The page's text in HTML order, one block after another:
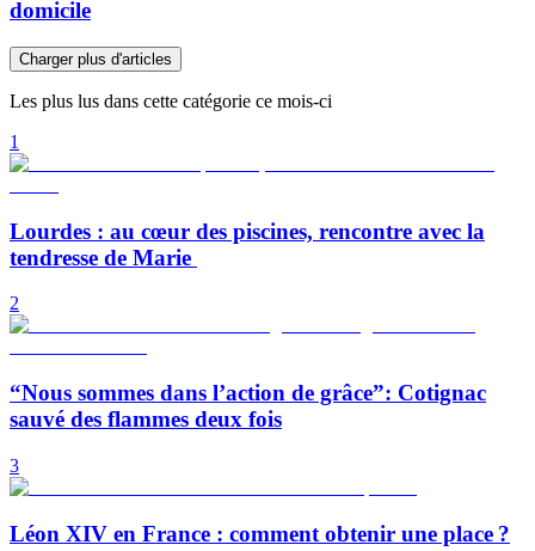
domicile
Charger plus d'articles
Les plus lus dans cette catégorie ce mois-ci
1
Lourdes : au cœur des piscines, rencontre avec la
tendresse de Marie
2
“Nous sommes dans l’action de grâce”: Cotignac
sauvé des flammes deux fois
3
Léon XIV en France : comment obtenir une place ?